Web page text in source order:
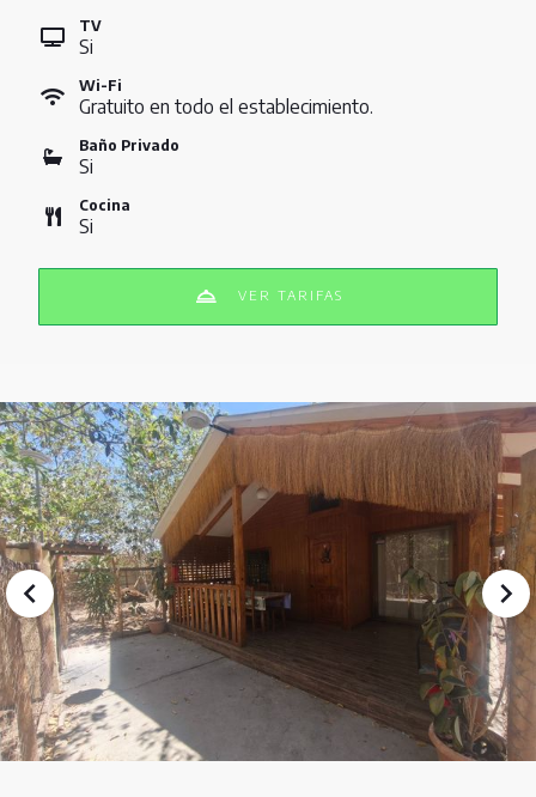
TV
Si
Wi-Fi
Gratuito en todo el establecimiento.
Baño Privado
Si
Cocina
Si
VER TARIFAS